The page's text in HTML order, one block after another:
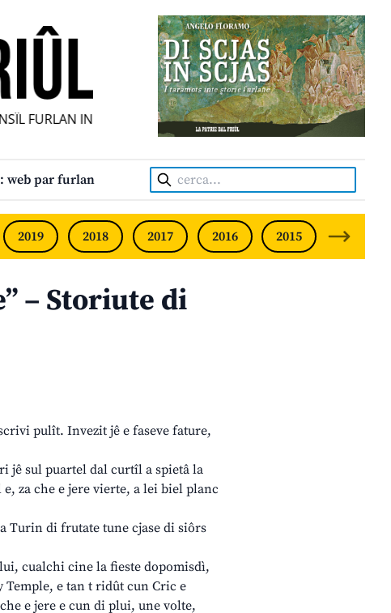
FURLAN INDIPENDENT • INDEPENDENT FRIULIAN MONTHLY
web par furlan Cerca:
2019 2018 2017 2016 2015 2014
– Storiute di
pulît. Invezit jê e faseve fature,
jê sul puartel dal curtîl a spietâ la
za che e jere vierte, a lei biel planc
Turin di frutate tune cjase di siôrs
cualchi cine la fieste dopomisdì,
e tan t ridût cun Cric e
e jere e cun di plui, une volte,